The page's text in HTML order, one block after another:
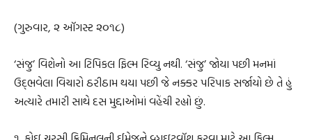
(ગુરુવાર, ૨ ઑગસ્ટ ૨૦૧૮)
‘સંજુ’ વિશેનો આ ટિપિકલ ફિલ્મ રિવ્યુ નથી. ‘સંજુ’ જોયા પછી મનમાં
ઉદ્‍ભવેલા વિચારો ઠરીઠામ થયા પછી જે નક્કર પરિપાક સર્જાયો છે તે હું
અત્યારે તમારી સાથે દસ મુદ્દાઓમાં વહેંચી રહ્યો છું.